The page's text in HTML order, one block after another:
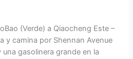
(Verde) a Qiaocheng Este –
y camina por Shennan Avenue
gasolinera grande en la